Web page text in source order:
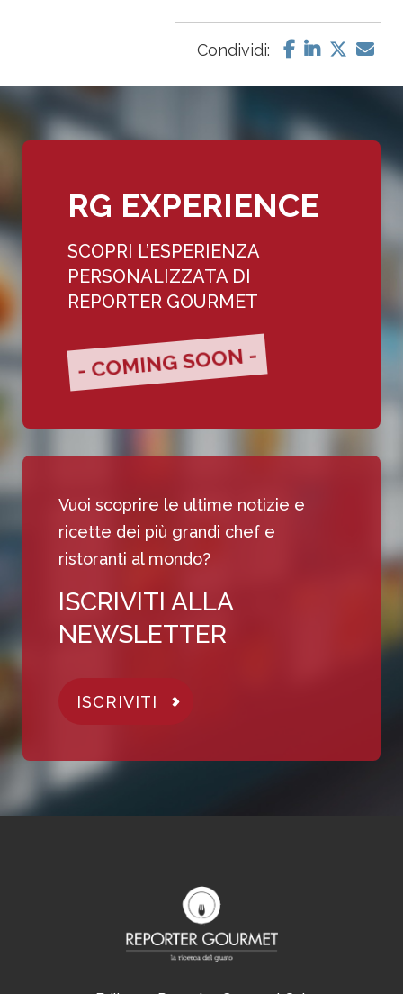
Condividi:
RG EXPERIENCE
SCOPRI L’ESPERIENZA
PERSONALIZZATA DI
REPORTER GOURMET
- COMING SOON -
Vuoi scoprire le ultime notizie e
ricette dei più grandi chef e
ristoranti al mondo?
ISCRIVITI ALLA
NEWSLETTER
ISCRIVITI